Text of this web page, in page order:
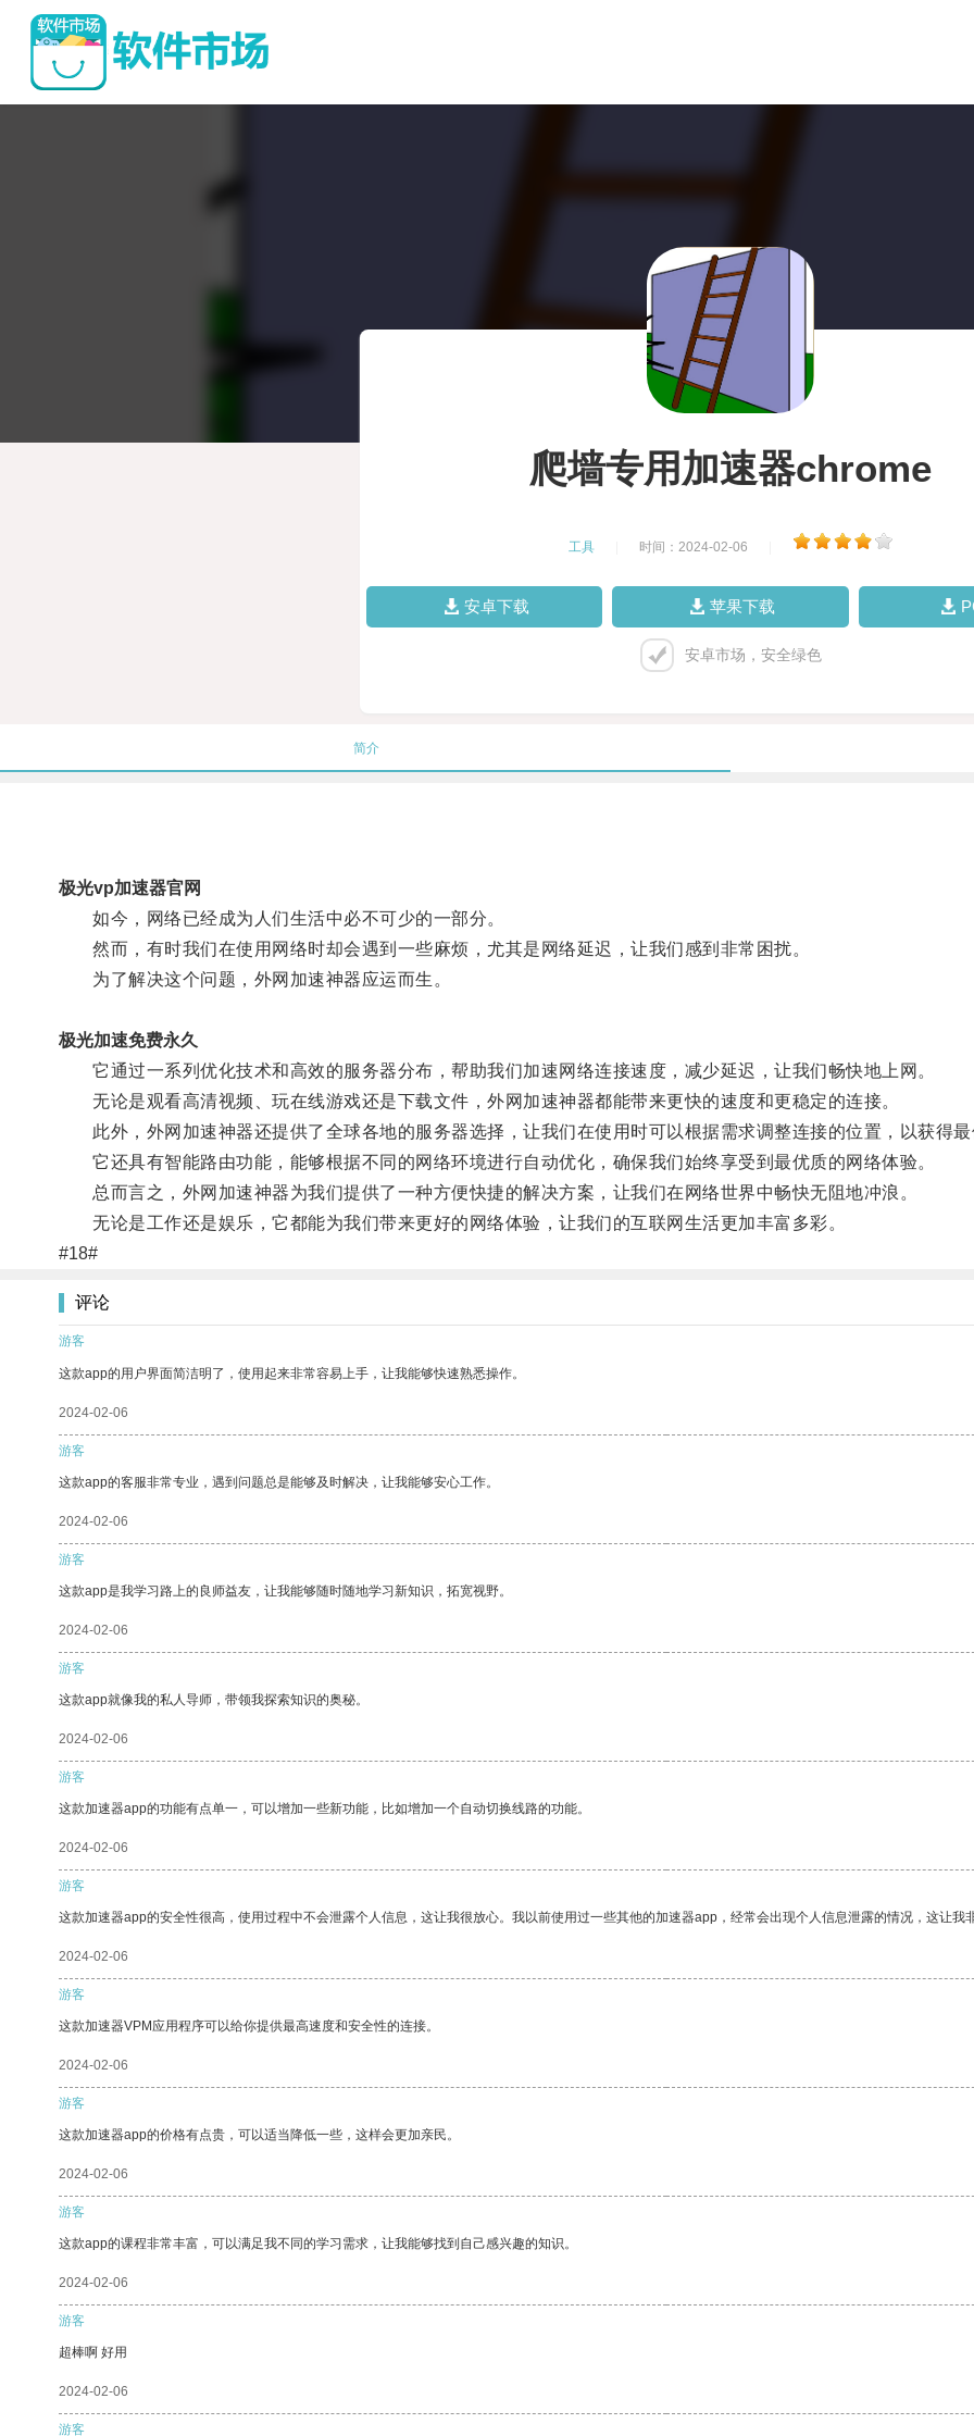
爬墙专用加速器chrome
工具 时间：2024-02-06
安卓下载 苹果下载
安卓市场，安全绿色
简介
极光vp加速器官网
如今，网络已经成为人们生活中必不可少的一部分。
然而，有时我们在使用网络时却会遇到一些麻烦，尤其是网络延迟，让我们感到非常困扰。
为了解决这个问题，外网加速神器应运而生。
极光加速免费永久
它通过一系列优化技术和高效的服务器分布，帮助我们加速网络连接速度，减少延迟，让我们畅快地上网。
无论是观看高清视频、玩在线游戏还是下载文件，外网加速神器都能带来更快的速度和更稳定的连接。
此外，外网加速神器还提供了全球各地的服务器选择，让我们在使用时可以根据需求调整连接的位置，以获得最
它还具有智能路由功能，能够根据不同的网络环境进行自动优化，确保我们始终享受到最优质的网络体验。
总而言之，外网加速神器为我们提供了一种方便快捷的解决方案，让我们在网络世界中畅快无阻地冲浪。
无论是工作还是娱乐，它都能为我们带来更好的网络体验，让我们的互联网生活更加丰富多彩。
#18#
评论
游客
这款app的用户界面简洁明了，使用起来非常容易上手，让我能够快速熟悉操作。
2024-02-06
游客
这款app的客服非常专业，遇到问题总是能够及时解决，让我能够安心工作。
2024-02-06
游客
这款app是我学习路上的良师益友，让我能够随时随地学习新知识，拓宽视野。
2024-02-06
游客
这款app就像我的私人导师，带领我探索知识的奥秘。
2024-02-06
游客
这款加速器app的功能有点单一，可以增加一些新功能，比如增加一个自动切换线路的功能。
2024-02-06
游客
这款加速器app的安全性很高，使用过程中不会泄露个人信息，这让我很放心。我以前使用过一些其他的加速器app，经常会出现个人信息泄露的情况，这让我
2024-02-06
游客
这款加速器VPM应用程序可以给你提供最高速度和安全性的连接。
2024-02-06
游客
这款加速器app的价格有点贵，可以适当降低一些，这样会更加亲民。
2024-02-06
游客
这款app的课程非常丰富，可以满足我不同的学习需求，让我能够找到自己感兴趣的知识。
2024-02-06
游客
超棒啊 好用
2024-02-06
游客